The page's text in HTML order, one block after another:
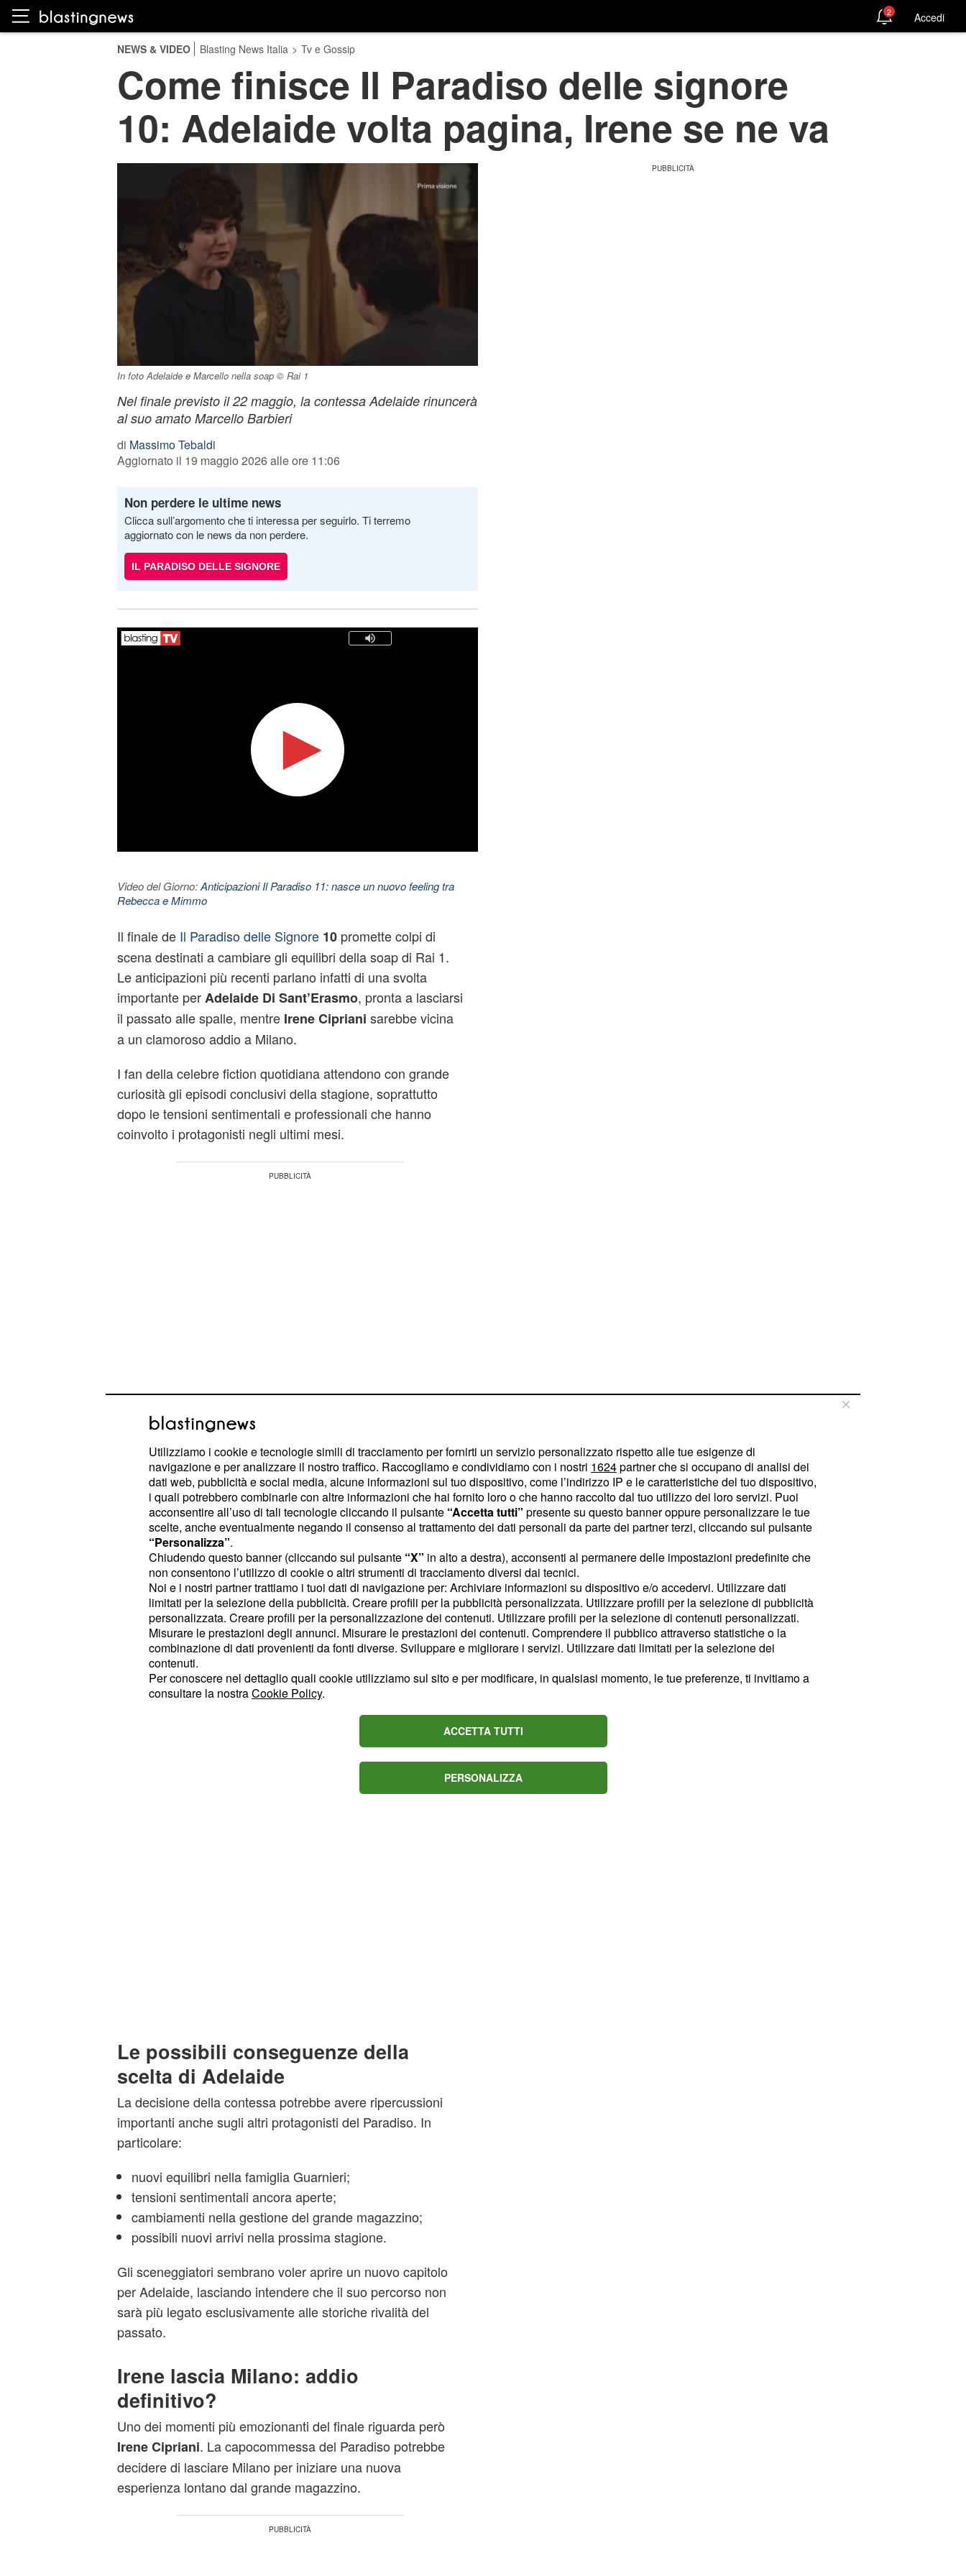
2 Accedi
NEWS & VIDEO Blasting News Italia > Tv e Gossip
Come finisce Il Paradiso delle signore
10: Adelaide volta pagina, Irene se ne va
In foto Adelaide e Marcello nella soap © Rai 1
Nel finale previsto il 22 maggio, la contessa Adelaide rinuncerà
al suo amato Marcello Barbieri
di Massimo Tebaldi
Aggiornato il 19 maggio 2026 alle ore 11:06
Non perdere le ultime news
Clicca sull’argomento che ti interessa per seguirlo. Ti terremo
aggiornato con le news da non perdere.
IL PARADISO DELLE SIGNORE
Video del Giorno:Anticipazioni Il Paradiso 11: nasce un nuovo feeling tra
Rebecca e Mimmo
Il finale de Il Paradiso delle Signore10promette colpi di
scena destinati a cambiare gli equilibri della soap di Rai 1.
Le anticipazioni più recenti parlano infatti di una svolta
importante perAdelaide Di Sant’Erasmo, pronta a lasciarsi
il passato alle spalle, mentre Irene Cipriani sarebbe vicina
a un clamoroso addio a Milano.
I fan della celebre fiction quotidiana attendono con grande
curiosità gli episodi conclusivi della stagione, soprattutto
dopo le tensioni sentimentali e professionali che hanno
coinvolto i protagonisti negli ultimi mesi.
Adelaide cambia vita: la contessa
pronta a voltare pagina
Tra i personaggi più amati della soap spicca senza dubbio
Adelaide, protagonista di numerose vicende sentimentali e
familiari. Negli episodi finali della decima stagione, la
contessa sembrerebbe intenzionata a chiudere
definitivamente con il passato.
Dopo anni di rapporti tormentati, intrighi e passioni irrisolte,
Adelaide prenderà una decisione destinata a sorprendere
tutti: scegliere finalmente sé stessa e il proprio futuro. Le
indiscrezioni parlano di una donna più forte, indipendente e
pronta ad allontanarsi dai conflitti che hanno segnato la sua
Il personaggio interpretato da Vanessa Gravina continua a
essere centrale nelle dinamiche della soap, grazie a una
Le possibili conseguenze della
scelta di Adelaide
La decisione della contessa potrebbe avere ripercussioni
importanti anche sugli altri protagonisti del Paradiso. In
particolare:
nuovi equilibri nella famiglia Guarnieri;
tensioni sentimentali ancora aperte;
cambiamenti nella gestione del grande magazzino;
possibili nuovi arrivi nella prossima stagione.
Gli sceneggiatori sembrano voler aprire un nuovo capitolo
per Adelaide, lasciando intendere che il suo percorso non
sarà più legato esclusivamente alle storiche rivalità del
passato.
Irene lascia Milano: addio
definitivo?
Uno dei momenti più emozionanti del finale riguarda però
Irene Cipriani. La capocommessa del Paradiso potrebbe
decidere di lasciare Milano per iniziare una nuova
esperienza lontano dal grande magazzino.
Utilizziamo i cookie e tecnologie simili di tracciamento per fornirti un servizio personalizzato rispetto alle tue esigenze di
navigazione e per analizzare il nostro traffico. Raccogliamo e condividiamo con i nostri 1624partner che si occupano di analisi dei
dati web, pubblicità e social media, alcune informazioni sul tuo dispositivo, come l’indirizzo IP e le caratteristiche del tuo dispositivo,
i quali potrebbero combinarle con altre informazioni che hai fornito loro o che hanno raccolto dal tuo utilizzo dei loro servizi. Puoi
acconsentire all’uso di tali tecnologie cliccando il pulsante “Accetta tutti” presente su questo banner oppure personalizzare le tue
scelte, anche eventualmente negando il consenso al trattamento dei dati personali da parte dei partner terzi, cliccando sul pulsante
“Personalizza”.
Chiudendo questo banner (cliccando sul pulsante “X” in alto a destra), acconsenti al permanere delle impostazioni predefinite che
non consentono l’utilizzo di cookie o altri strumenti di tracciamento diversi dai tecnici.
Noi e i nostri partner trattiamo i tuoi dati di navigazione per: Archiviare informazioni su dispositivo e/o accedervi. Utilizzare dati
limitati per la selezione della pubblicità. Creare profili per la pubblicità personalizzata. Utilizzare profili per la selezione di pubblicità
personalizzata. Creare profili per la personalizzazione dei contenuti. Utilizzare profili per la selezione di contenuti personalizzati.
Misurare le prestazioni degli annunci. Misurare le prestazioni dei contenuti. Comprendere il pubblico attraverso statistiche o la
combinazione di dati provenienti da fonti diverse. Sviluppare e migliorare i servizi. Utilizzare dati limitati per la selezione dei
contenuti.
Per conoscere nel dettaglio quali cookie utilizziamo sul sito e per modificare, in qualsiasi momento, le tue preferenze, ti invitiamo a
consultare la nostraCookie Policy.
ACCETTA TUTTI
PERSONALIZZA